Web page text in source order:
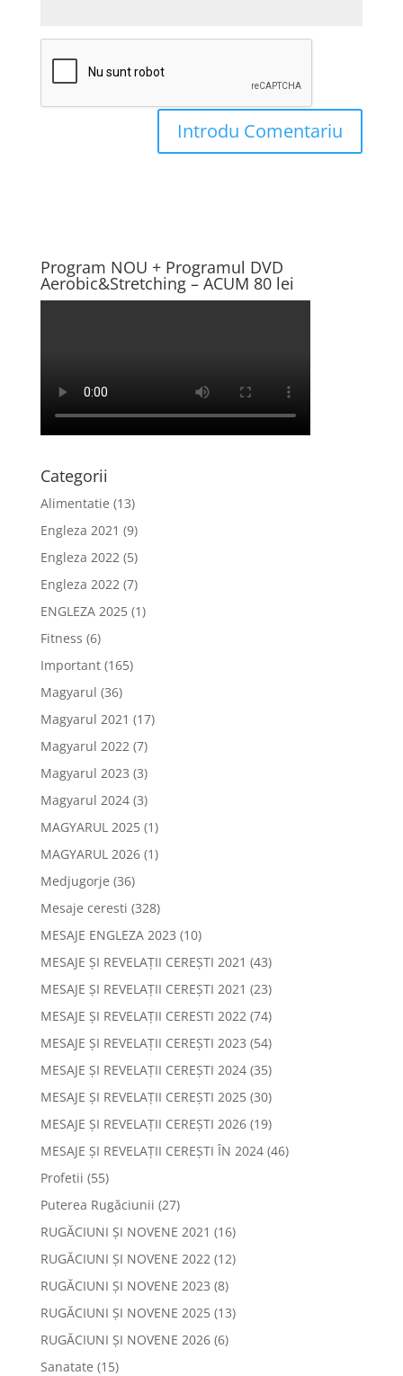
Program NOU + Programul DVD
Aerobic&Stretching – ACUM 80 lei
Categorii
Alimentatie (13)
Engleza 2021 (9)
Engleza 2022(5)
Engleza 2022(7)
ENGLEZA 2025(1)
Fitness (6)
Important(165)
Magyarul (36)
Magyarul 2021 (17)
Magyarul 2022(7)
Magyarul 2023 (3)
Magyarul 2024(3)
MAGYARUL 2025(1)
MAGYARUL 2026(1)
Medjugorje (36)
Mesaje ceresti (328)
MESAJE ENGLEZA 2023 (10)
MESAJE ȘI REVELAȚII CEREȘTI 2021 (43)
MESAJE ȘI REVELAȚII CEREȘTI 2021 (23)
MESAJE ȘI REVELAȚII CERESTI 2022(74)
MESAJE ȘI REVELAȚII CEREȘTI 2023 (54)
MESAJE ȘI REVELAȚII CEREȘTI 2024(35)
MESAJE ȘI REVELAȚII CEREȘTI 2025(30)
MESAJE ȘI REVELAȚII CEREȘTI 2026(19)
MESAJE ȘI REVELAȚII CEREȘTI ÎN 2024(46)
Profetii (55)
Puterea Rugăciunii (27)
RUGĂCIUNI ȘI NOVENE 2021 (16)
RUGĂCIUNI ȘI NOVENE 2022(12)
RUGĂCIUNI ȘI NOVENE 2023 (8)
RUGĂCIUNI ȘI NOVENE 2025(13)
RUGĂCIUNI ȘI NOVENE 2026(6)
Sanatate (15)